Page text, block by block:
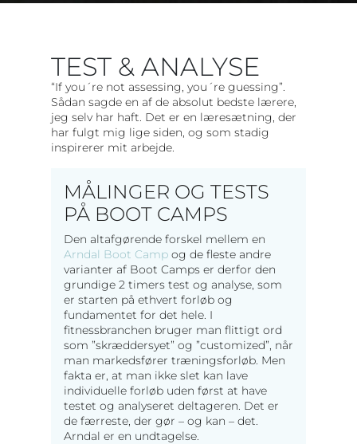
TEST & ANALYSE
“If you´re not assessing, you´re guessing”.
Sådan sagde en af de absolut bedste lærere,
jeg selv har haft. Det er en læresætning, der
har fulgt mig lige siden, og som stadig
inspirerer mit arbejde.
MÅLINGER OG TESTS
PÅ BOOT CAMPS
Den altafgørende forskel mellem en
Arndal Boot Camp og de fleste andre
varianter af Boot Camps er derfor den
grundige 2 timers test og analyse, som
er starten på ethvert forløb og
fundamentet for det hele. I
fitnessbranchen bruger man flittigt ord
som ”skræddersyet” og ”customized”, når
man markedsfører træningsforløb. Men
fakta er, at man ikke slet kan lave
individuelle forløb uden først at have
testet og analyseret deltageren. Det er
de færreste, der gør – og kan – det.
Arndal er en undtagelse.